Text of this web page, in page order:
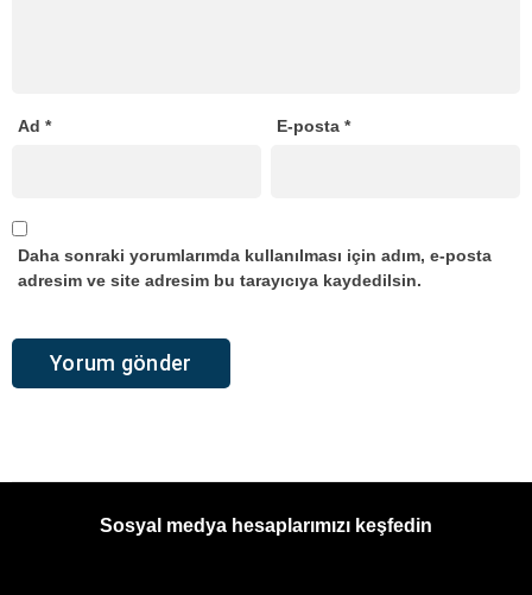
Ad * E-posta*
Daha sonraki yorumlarımda kullanılması için adım, e-posta
adresim ve site adresim bu tarayıcıya kaydedilsin.
Sosyal medya hesaplarımızı keşfedin